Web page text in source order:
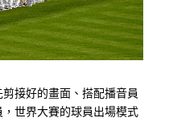
接好的畫面、搭配播音員
世界大賽的球員出場模式